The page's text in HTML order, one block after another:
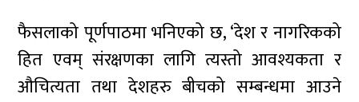
फैसलाको पूर्णपाठमा भनिएको छ, ‘देश र नागरिकको
हित एवम् संरक्षणका लागि त्यस्तो आवश्यकता र
औचित्यता तथा देशहरु बीचको सम्बन्धमा आउने